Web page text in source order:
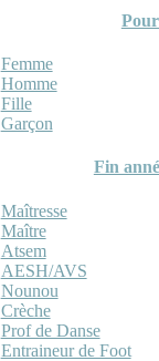
Femme
Homme
Fille
Garçon
Fin
Maîtresse
Maître
Atsem
AESH/AVS
Nounou
Crèche
Prof de Danse
Entraineur de Foot